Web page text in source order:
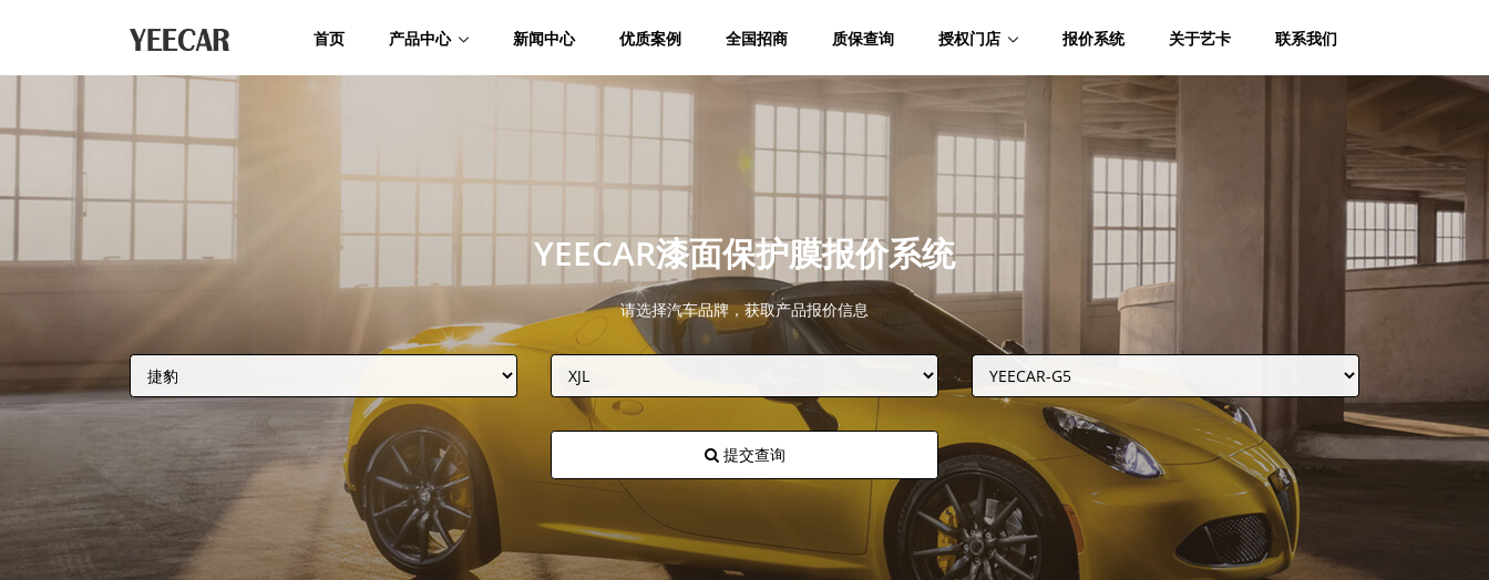
首页 产品中心 新闻中心 优质案例 全国招商 质保查询 授权门店 报价系统 关于艺卡 联系我们
YEECAR漆面保护膜报价系统
请选择汽车品牌，获取产品报价信息
提交查询